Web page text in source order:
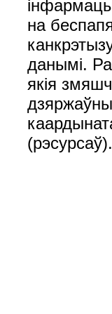
на
данымі.
якія